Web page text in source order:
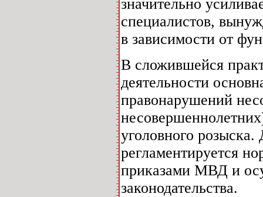
значительно
специалистов,
в зависимости от
В сложившейся
деятельности
правонарушений
уголовного розыска.
регламентируется
приказами МВД и
законодательства.